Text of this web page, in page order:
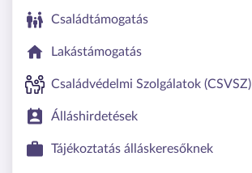
Családtámogatás
Lakástámogatás
Családvédelmi Szolgálatok (CSVSZ)
Álláshirdetések
Tájékoztatás álláskeresőknek